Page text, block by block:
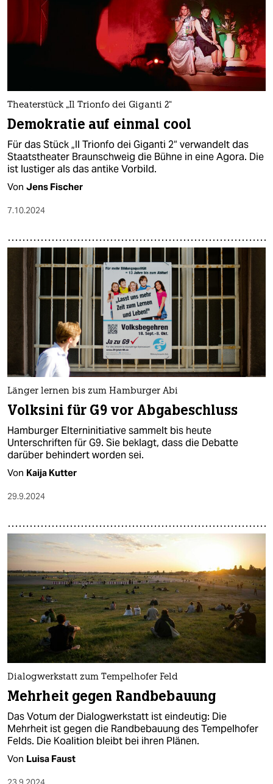
Theaterstück „Il Trionfo dei Giganti 2“
Demokratie auf einmal cool
Für das Stück „Il Trionfo dei Giganti 2“ verwandelt das
Staatstheater Braunschweig die Bühne in eine Agora. Die
ist lustiger als das antike Vorbild.
Von Jens Fischer
7.10.2024
Länger lernen bis zum Hamburger Abi
Volksini für G9 vor Abgabeschluss
Hamburger Elterninitiative sammelt bis heute
Unterschriften für G9. Sie beklagt, dass die Debatte
darüber behindert worden sei.
Von Kaija Kutter
29.9.2024
Dialogwerkstatt zum Tempelhofer Feld
Mehrheit gegen Randbebauung
Das Votum der Dialogwerkstatt ist eindeutig: Die
Mehrheit ist gegen die Randbebauung des Tempelhofer
Felds. Die Koalition bleibt bei ihren Plänen.
Von Luisa Faust